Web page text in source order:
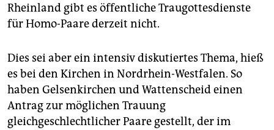
Rheinland gibt es öffentliche Traugottesdienste
für Homo-Paare derzeit nicht.
Dies sei aber ein intensiv diskutiertes Thema, hieß
es bei den Kirchen in Nordrhein-Westfalen. So
haben Gelsenkirchen und Wattenscheid einen
Antrag zur möglichen Trauung
gleichgeschlechtlicher Paare gestellt, der im